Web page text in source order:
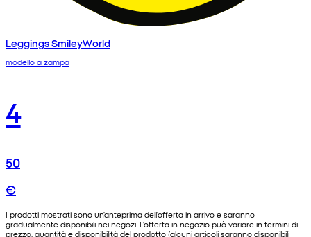
Leggings SmileyWorld
modello a zampa
4
50
€
I prodotti mostrati sono un'anteprima dell'offerta in arrivo e saranno
gradualmente disponibili nei negozi. L'offerta in negozio può variare in termini di
prezzo, quantità e disponibilità del prodotto (alcuni articoli saranno disponibili